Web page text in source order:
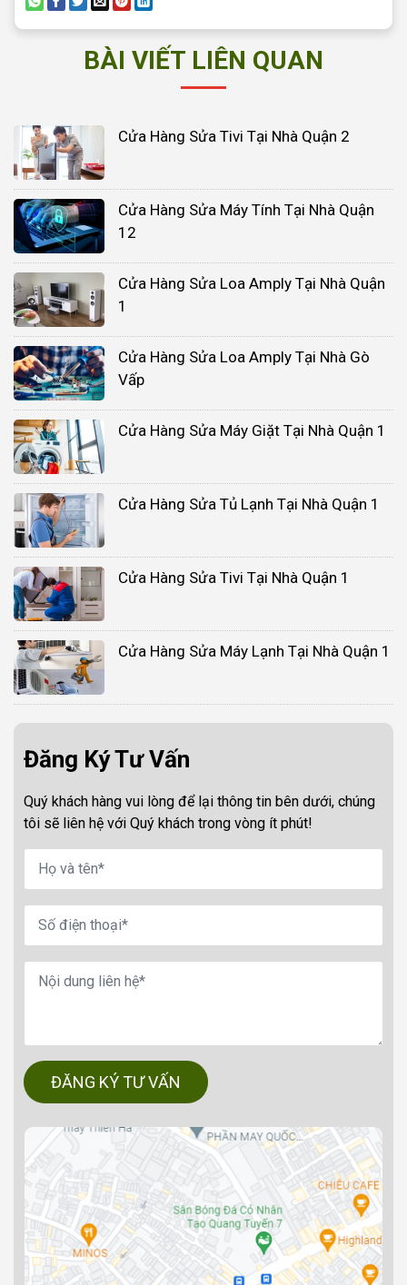
BÀI VIẾT LIÊN QUAN
Cửa Hàng Sửa Tivi Tại Nhà Quận 2
Cửa Hàng Sửa Máy Tính Tại Nhà Quận
12
Cửa Hàng Sửa Loa Amply Tại Nhà Quận
1
Cửa Hàng Sửa Loa Amply Tại Nhà Gò
Vấp
Cửa Hàng Sửa Máy Giặt Tại Nhà Quận 1
Cửa Hàng Sửa Tủ Lạnh Tại Nhà Quận 1
Cửa Hàng Sửa Tivi Tại Nhà Quận 1
Cửa Hàng Sửa Máy Lạnh Tại Nhà Quận 1
Đăng Ký Tư Vấn
Quý khách hàng vui lòng để lại thông tin bên dưới, chúng
tôi sẽ liên hệ với Quý khách trong vòng ít phút!
ĐĂNG KÝ TƯ VẤN